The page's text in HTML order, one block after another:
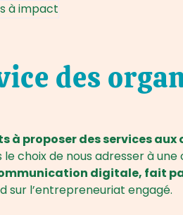
à impact
des
à proposer des services
choix de nous adresser à
digitale, fait
sur l’entrepreneuriat engagé.